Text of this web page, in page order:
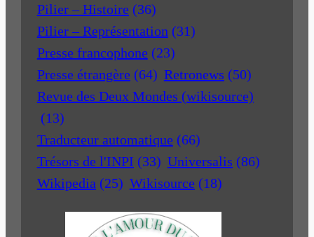
Pilier – Histoire (36)
Pilier – Représentation (31)
Presse francophone (23)
Presse étrangère (64) Retronews (50)
Revue des Deux Mondes (wikisource)
(13)
Traducteur automatique (66)
Trésors de l'INPI (33) Universalis (86)
Wikipedia (25) Wikisource (18)